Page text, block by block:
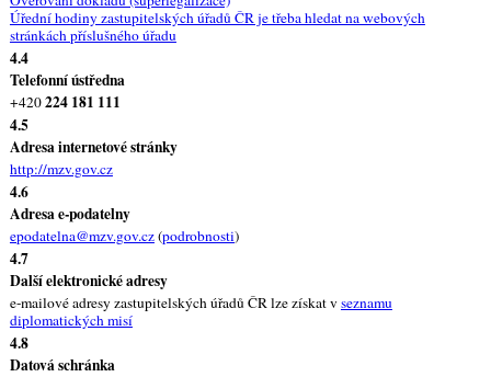
Úřední hodiny zastupitelských úřadů ČR je třeba hledat na webových
stránkách příslušného úřadu
4.4
Telefonní ústředna
+420224 181 111
4.5
Adresa internetové stránky
http://mzv.gov.cz
4.6
Adresa e-podatelny
epodatelna@mzv.gov.cz(podrobnosti)
4.7
Další elektronické adresy
e-mailové adresy zastupitelských úřadů ČR lze získat vseznamu
diplomatických misí
4.8
Datová schránka